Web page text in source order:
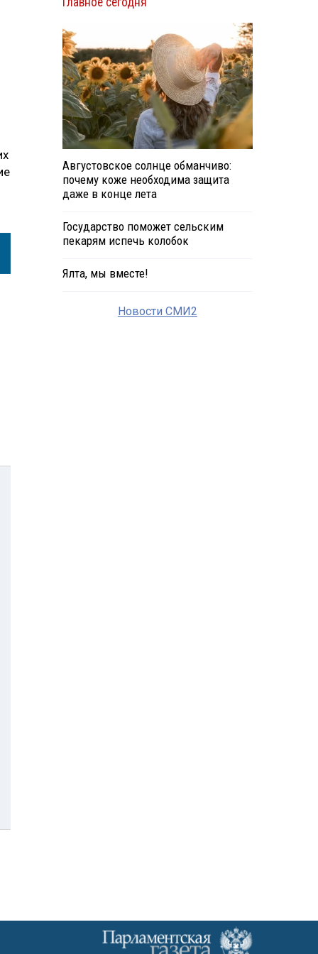
Августовское солнце обманчиво:
почему коже необходима защита
даже в конце лета
Государство поможет сельским
пекарям испечь колобок
Ялта, мы вместе!
Новости СМИ2